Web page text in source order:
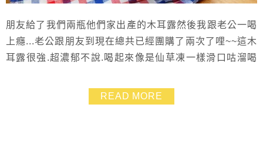
朋友給了我們兩瓶他們家出產的木耳露然後我跟老公一喝
上癮...老公跟朋友到現在總共已經團購了兩次了哩~~這木
耳露很強.超濃郁不說.喝起來像是仙草凍一樣滑口咕溜喝
涼的超順口.然後可以撐好久都不會餓
READ MORE